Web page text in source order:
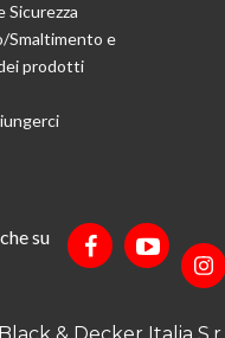
Sicurezza
Smaltimento e
prodotti
su